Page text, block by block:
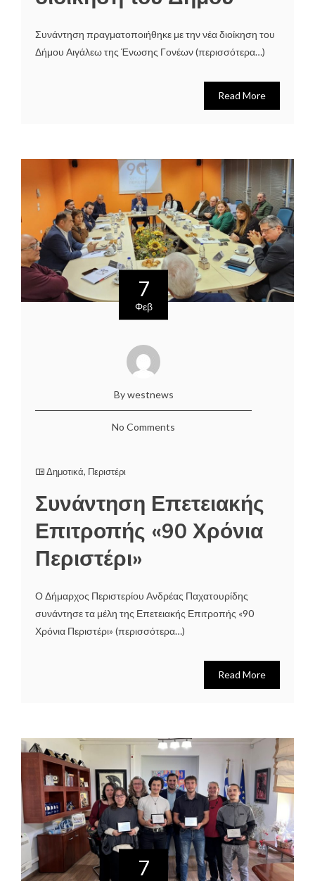
Συνάντηση πραγματοποιήθηκε με την νέα διοίκηση του
Δήμου Αιγάλεω της Ένωσης Γονέων (περισσότερα…)
Read More
7
Φεβ
By westnews
No Comments
Δημοτικά, Περιστέρι
Συνάντηση Επετειακής
Επιτροπής «90 Χρόνια
Περιστέρι»
Ο Δήμαρχος Περιστερίου Ανδρέας Παχατουρίδης
συνάντησε τα μέλη της Επετειακής Επιτροπής «90
Χρόνια Περιστέρι» (περισσότερα…)
Read More
7